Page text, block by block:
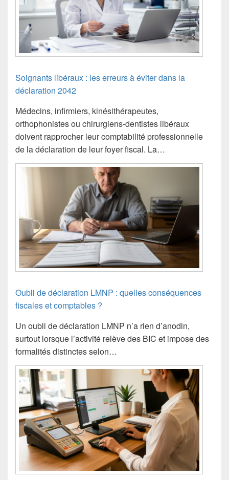
Soignants libéraux : les erreurs à éviter dans la
déclaration 2042
Médecins, infirmiers, kinésithérapeutes,
orthophonistes ou chirurgiens-dentistes libéraux
doivent rapprocher leur comptabilité professionnelle
de la déclaration de leur foyer fiscal. La…
Oubli de déclaration LMNP : quelles conséquences
fiscales et comptables ?
Un oubli de déclaration LMNP n’a rien d’anodin,
surtout lorsque l’activité relève des BIC et impose des
formalités distinctes selon…